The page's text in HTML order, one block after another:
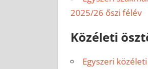
2025/26 őszi félév
Közéleti
Egyszeri